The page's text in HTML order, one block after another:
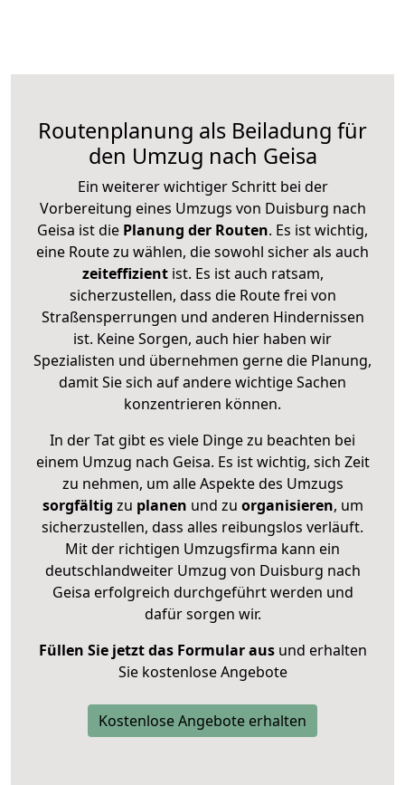
Routenplanung als Beiladung für
den Umzug nach Geisa
Ein weiterer wichtiger Schritt bei der
Vorbereitung eines Umzugs von Duisburg nach
Geisa ist die Planung der Routen. Es ist wichtig,
eine Route zu wählen, die sowohl sicher als auch
zeiteffizientist. Es ist auch ratsam,
sicherzustellen, dass die Route frei von
Straßensperrungen und anderen Hindernissen
ist. Keine Sorgen, auch hier haben wir
Spezialisten und übernehmen gerne die Planung,
damit Sie sich auf andere wichtige Sachen
konzentrieren können.
In der Tat gibt es viele Dinge zu beachten bei
einem Umzug nach Geisa. Es ist wichtig, sich Zeit
zu nehmen, um alle Aspekte des Umzugs
sorgfältig zu planen und zu organisieren, um
sicherzustellen, dass alles reibungslos verläuft.
Mit der richtigen Umzugsfirma kann ein
deutschlandweiter Umzug von Duisburg nach
Geisa erfolgreich durchgeführt werden und
dafür sorgen wir.
Füllen Sie jetzt das Formular ausund erhalten
Sie kostenlose Angebote
Kostenlose Angebote erhalten